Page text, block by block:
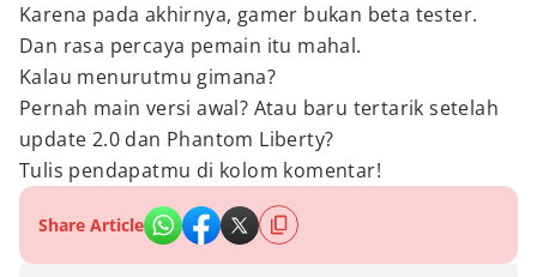
Karena pada akhirnya, gamer bukan beta tester.
Dan rasa percaya pemain itu mahal.
Kalau menurutmu gimana?
Pernah main versi awal? Atau baru tertarik setelah
update 2.0 dan Phantom Liberty?
Tulis pendapatmu di kolom komentar!
Share Article